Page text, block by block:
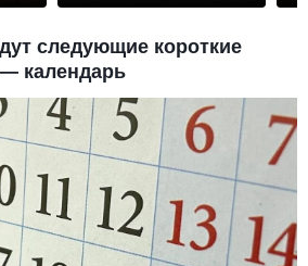
следующие короткие
календарь